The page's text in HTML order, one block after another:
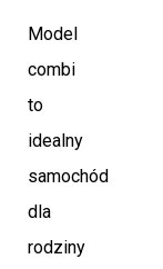
Model
combi
to
idealny
samochód
dla
rodziny